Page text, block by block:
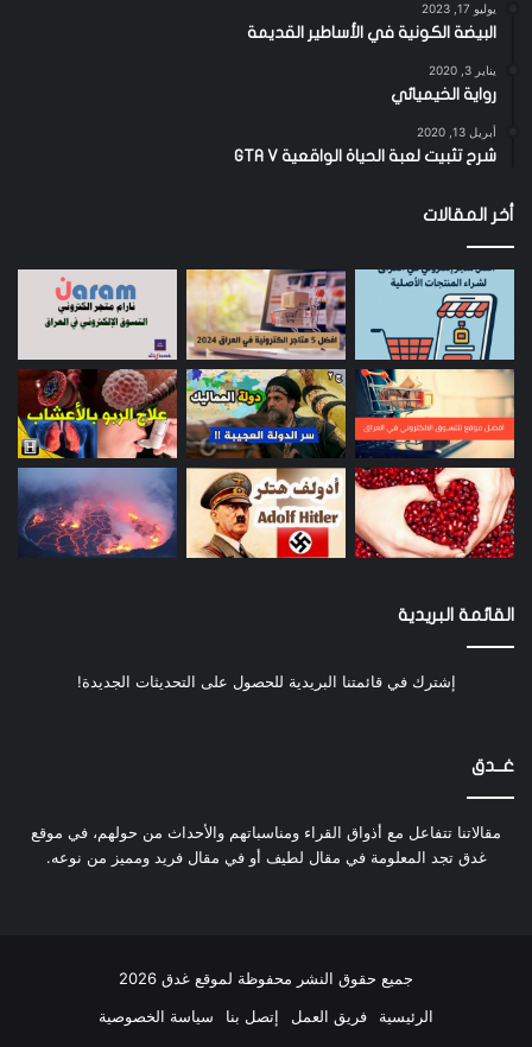
يوليو 17, 2023
البيضة الكونية في الأساطير القديمة
يناير 3, 2020
رواية الخيميائي
أبريل 13, 2020
شرح تثبيت لعبة الحياة الواقعية GTA V
أخر المقالات
القائمة البريدية
إشترك في قائمتنا البريدية للحصول على التحديثات الجديدة!
غــدق
مقالاتنا تتفاعل مع أذواق القراء ومناسباتهم والأحداث من حولهم، في موقع
غدق تجد المعلومة في مقال لطيف أو في مقال فريد ومميز من نوعه.
جميع حقوق النشر محفوظة لموقع غدق 2026
الرئيسية
فريق العمل إتصل بنا سياسة الخصوصية